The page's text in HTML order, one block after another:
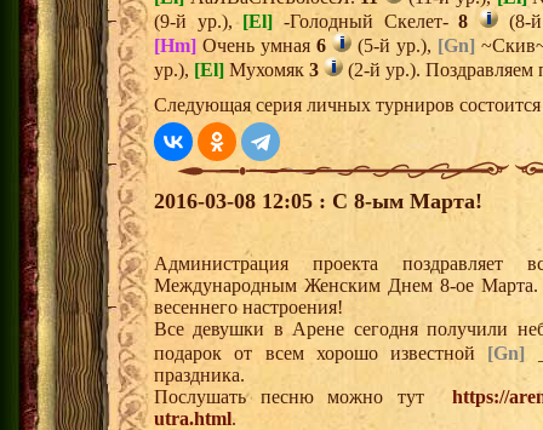
(9-й ур.), [El] -Голодный Скелет-8
(8-
[Hm] Очень умная 6 (5-й ур.), [Gn]
ур.), [El] Мухомяк 3
(2-й ур.). Поздравляем
Следующая серия личных турниров состоится
2016-03-08 12:05 : С 8-ым Марта!
Администрация проекта
Международным Женским Днем 8-ое
весеннего настроения!
Все девушки в Арене сегодня получили
подарок от всем хорошо известной [Gn]
праздника.
Послушать песню можно тут https://
utra.html.